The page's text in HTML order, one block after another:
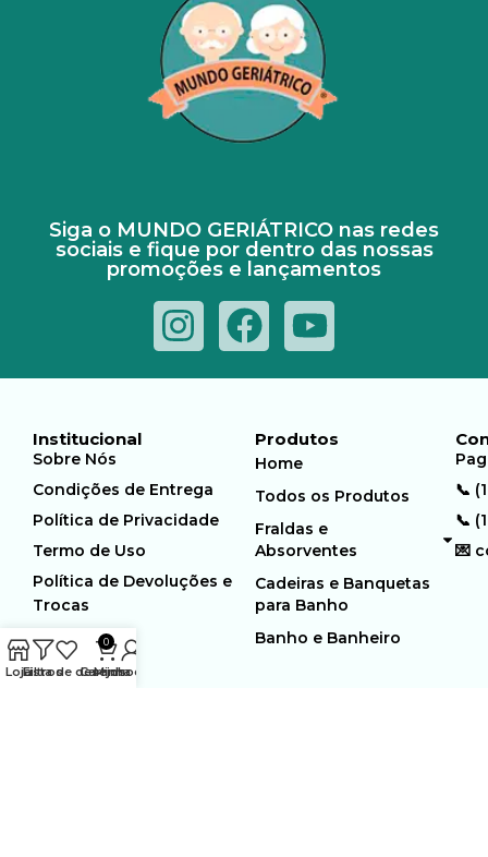
Siga o MUNDO GERIÁTRICO nas redes
sociais e fique por dentro das nossas
promoções e lançamentos
Institucional
Sobre Nós
Condições de Entrega
Política de Privacidade
Termo de Uso
Política de Devoluções e
Trocas
Produtos
Home
Todos os Produtos
Fraldas e
Absorventes
Cadeiras e Banquetas
para Banho
Banho e Banheiro
📞
📞
💌
LojaFiltros
Lista de desejos
0
Carrinho
Minha conta